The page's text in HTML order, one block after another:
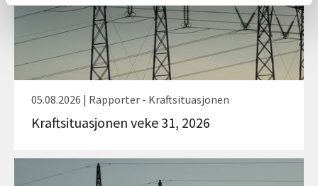
05.08.2026 | Rapporter - Kraftsituasjonen
Kraftsituasjonen veke 31, 2026